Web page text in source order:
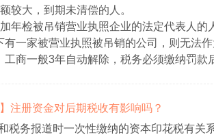
较大，到期未清偿的人。
年检被吊销营业执照企业的法定代表人的
有一家被营业执照被吊销的公司，则无法
商一般3年自动解除，税务必须缴纳罚款
注册资金对后期税收有影响吗？
税务报道时一次性缴纳的资本印花税有关系